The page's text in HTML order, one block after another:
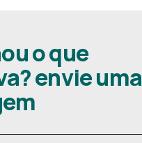
o que
envie uma